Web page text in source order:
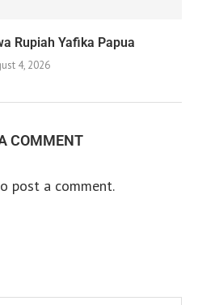
Rupiah Yafika Papua
4, 2026
COMMENT
post a comment.